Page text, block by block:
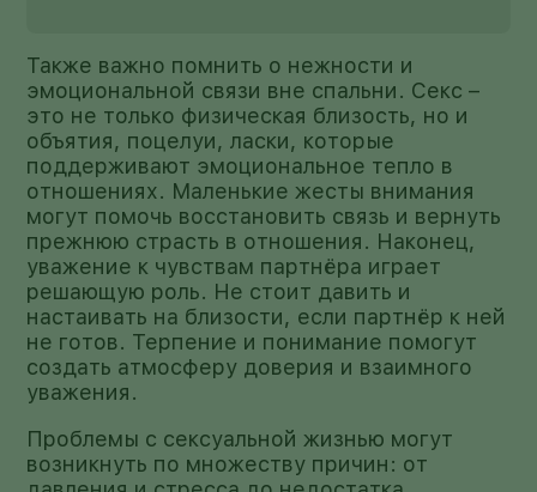
Также важно помнить о нежности и
эмоциональной связи вне спальни. Секс –
это не только физическая близость, но и
объятия, поцелуи, ласки, которые
поддерживают эмоциональное тепло в
отношениях. Маленькие жесты внимания
могут помочь восстановить связь и вернуть
прежнюю страсть в отношения. Наконец,
уважение к чувствам партнёра играет
решающую роль. Не стоит давить и
настаивать на близости, если партнёр к ней
не готов. Терпение и понимание помогут
создать атмосферу доверия и взаимного
уважения.
Проблемы с сексуальной жизнью могут
возникнуть по множеству причин: от